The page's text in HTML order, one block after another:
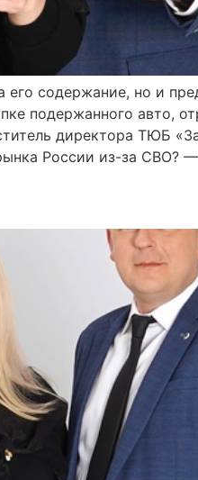
содержание, но и
подержанного авто,
директора ТЮБ
России из-за СВО?